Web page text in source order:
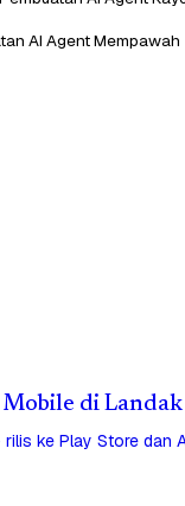
AI Agent Mempawah
Mobile di Landak
ke Play Store dan